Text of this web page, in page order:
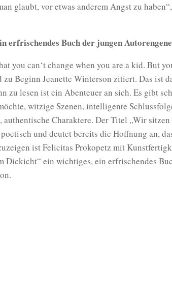
glaubt, vor etwas anderem Angst zu
erfrischendes Buch der jungen
you can‘t change when you are a kid. But
Beginn Jeanette Winterson zitiert. Das ist
zu lesen ist ein Abenteuer an sich. Es gibt
witzige Szenen, intelligente
authentische Charaktere. Der Titel „Wir
und deutet bereits die Hoffnung an,
ist Felicitas Prokopetz mit
Dickicht“ ein wichtiges, ein erfrischendes